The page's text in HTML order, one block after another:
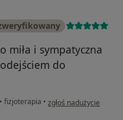
miła i sympatyczna
do
• fizjoterapia • w opinii użytkownika
zgłoś nadużycie